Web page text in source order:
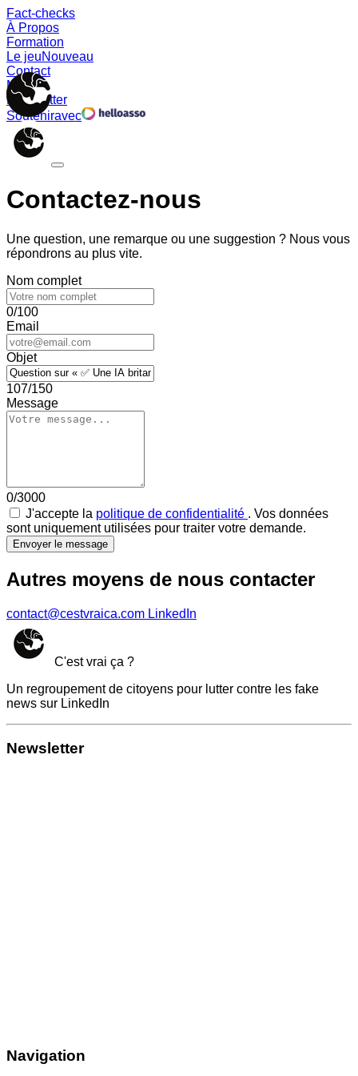
Fact-checks
À Propos
Formation
Le jeuNouveau
Contact
Memes
Newsletter
Souteniravec
Contactez-nous
Une question, une remarque ou une suggestion ? Nous vous
répondrons au plus vite.
Nom complet
0/100
Email
Objet
107/150
Message
0/3000
J'accepte la politique de confidentialité . Vos données
sont uniquement utilisées pour traiter votre demande.
Envoyer le message
Autres moyens de nous contacter
contact@cestvraica.com LinkedIn
C'est vrai ça ?
Un regroupement de citoyens pour lutter contre les fake
news sur LinkedIn
Newsletter
Navigation